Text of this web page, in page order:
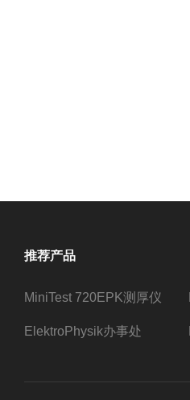
推荐产品
MiniTest 720EPK测厚仪
ElektroPhysik办事处